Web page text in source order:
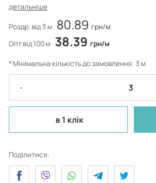
детальніше
Роздр. від 3 м 80.89 грн/м
Опт від 100 м 38.39 грн/м
* Мінімальна кількість до замовлення: 3 м
-
в 1 клік
Поділитися: